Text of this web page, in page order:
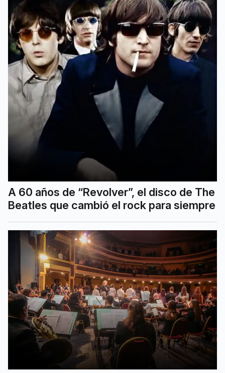
A 60 años de “Revolver”, el disco de The
Beatles que cambió el rock para siempre